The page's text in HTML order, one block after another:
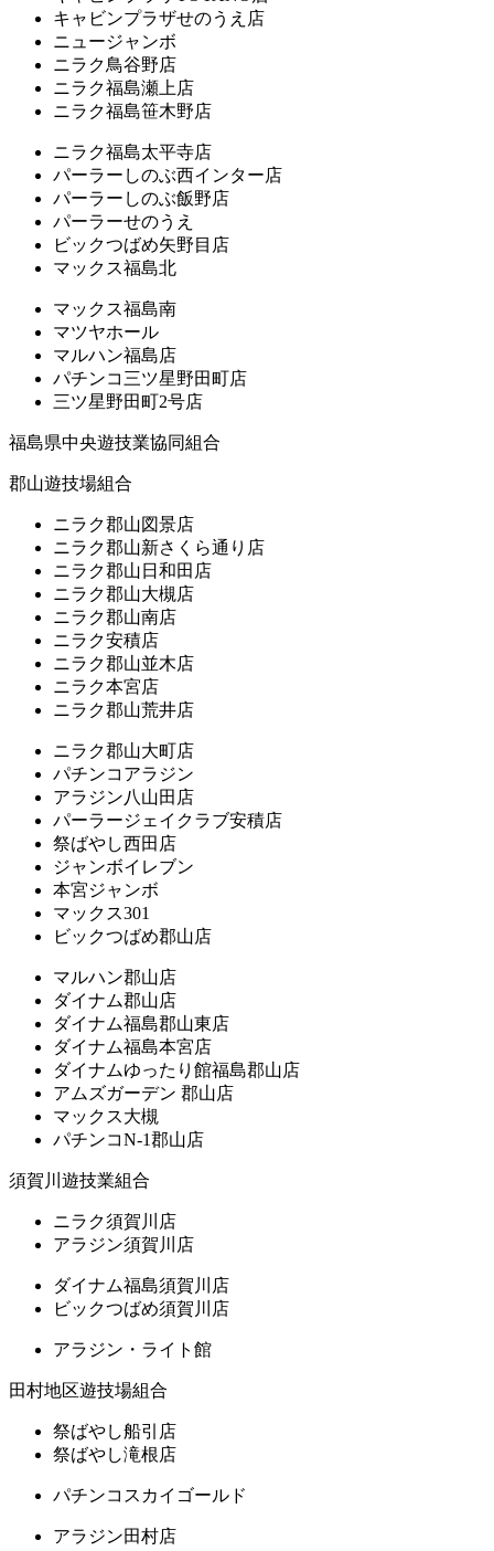
キャビンプラザせのうえ店
ニュージャンボ
ニラク鳥谷野店
ニラク福島瀬上店
ニラク福島笹木野店
ニラク福島太平寺店
パーラーしのぶ西インター店
パーラーしのぶ飯野店
パーラーせのうえ
ビックつばめ矢野目店
マックス福島北
マックス福島南
マツヤホール
マルハン福島店
パチンコ三ツ星野田町店
三ツ星野田町2号店
福島県中央遊技業協同組合
郡山遊技場組合
ニラク郡山図景店
ニラク郡山新さくら通り店
ニラク郡山日和田店
ニラク郡山大槻店
ニラク郡山南店
ニラク安積店
ニラク郡山並木店
ニラク本宮店
ニラク郡山荒井店
ニラク郡山大町店
パチンコアラジン
アラジン八山田店
パーラージェイクラブ安積店
祭ばやし西田店
ジャンボイレブン
本宮ジャンボ
マックス301
ビックつばめ郡山店
マルハン郡山店
ダイナム郡山店
ダイナム福島郡山東店
ダイナム福島本宮店
ダイナムゆったり館福島郡山店
アムズガーデン 郡山店
マックス大槻
パチンコN-1郡山店
須賀川遊技業組合
ニラク須賀川店
アラジン須賀川店
ダイナム福島須賀川店
ビックつばめ須賀川店
アラジン・ライト館
田村地区遊技場組合
祭ばやし船引店
祭ばやし滝根店
パチンコスカイゴールド
アラジン田村店